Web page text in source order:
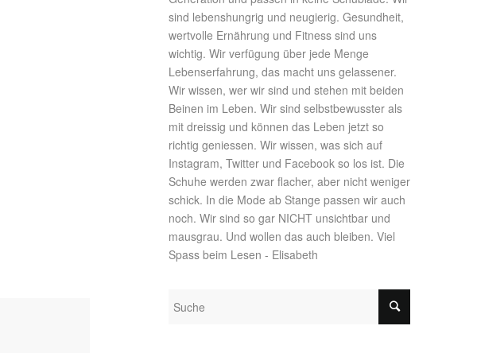
sind lebenshungrig und neugierig. Gesundheit,
wertvolle Ernährung und Fitness sind uns
wichtig. Wir verfügung über jede Menge
Lebenserfahrung, das macht uns gelassener.
Wir wissen, wer wir sind und stehen mit beiden
Beinen im Leben. Wir sind selbstbewusster als
mit dreissig und können das Leben jetzt so
richtig geniessen. Wir wissen, was sich auf
Instagram, Twitter und Facebook so los ist. Die
Schuhe werden zwar flacher, aber nicht weniger
schick. In die Mode ab Stange passen wir auch
noch. Wir sind so gar NICHT unsichtbar und
mausgrau. Und wollen das auch bleiben. Viel
Spass beim Lesen - Elisabeth